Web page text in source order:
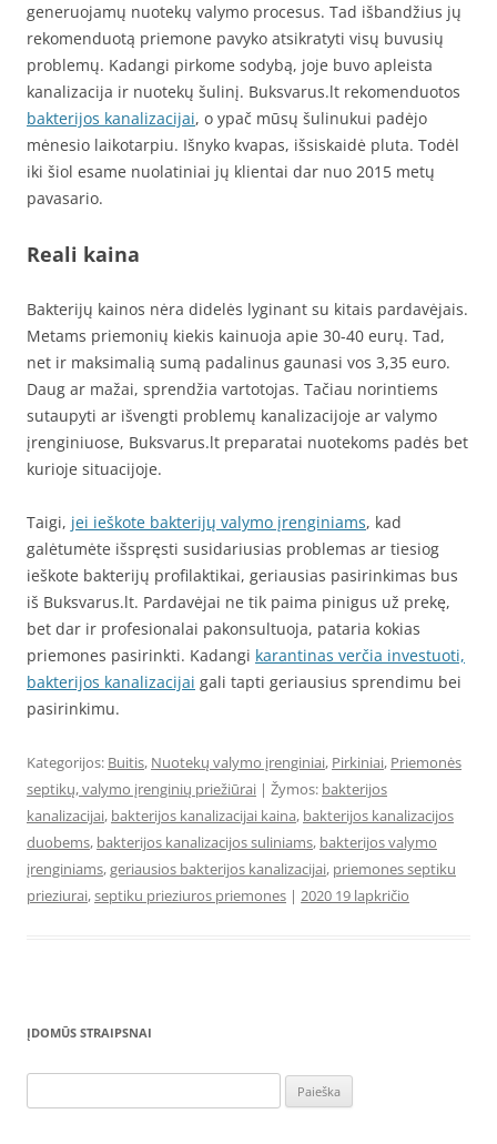
generuojamų nuotekų valymo procesus. Tad išbandžius jų
rekomenduotą priemone pavyko atsikratyti visų buvusių
problemų. Kadangi pirkome sodybą, joje buvo apleista
kanalizacija ir nuotekų šulinį. Buksvarus.lt rekomenduotos
bakterijos kanalizacijai, o ypač mūsų šulinukui padėjo
mėnesio laikotarpiu. Išnyko kvapas, išsiskaidė pluta. Todėl
iki šiol esame nuolatiniai jų klientai dar nuo 2015 metų
pavasario.
Reali kaina
Bakterijų kainos nėra didelės lyginant su kitais pardavėjais.
Metams priemonių kiekis kainuoja apie 30-40 eurų. Tad,
net ir maksimalią sumą padalinus gaunasi vos 3,35 euro.
Daug ar mažai, sprendžia vartotojas. Tačiau norintiems
sutaupyti ar išvengti problemų kanalizacijoje ar valymo
įrenginiuose, Buksvarus.lt preparatai nuotekoms padės bet
kurioje situacijoje.
Taigi, jei ieškote bakterijų valymo įrenginiams, kad
galėtumėte išspręsti susidariusias problemas ar tiesiog
ieškote bakterijų profilaktikai, geriausias pasirinkimas bus
iš Buksvarus.lt. Pardavėjai ne tik paima pinigus už prekę,
bet dar ir profesionalai pakonsultuoja, pataria kokias
priemones pasirinkti. Kadangi karantinas verčia investuoti,
bakterijos kanalizacijai gali tapti geriausius sprendimu bei
pasirinkimu.
Kategorijos: Buitis, Nuotekų valymo įrenginiai, Pirkiniai, Priemonės
septikų, valymo įrenginių priežiūrai | Žymos: bakterijos
kanalizacijai, bakterijos kanalizacijai kaina, bakterijos kanalizacijos
duobems, bakterijos kanalizacijos suliniams, bakterijos valymo
įrenginiams,geriausios bakterijos kanalizacijai, priemones septiku
prieziurai,septiku prieziuros priemones | 2020 19 lapkričio
ĮDOMŪS STRAIPSNAI